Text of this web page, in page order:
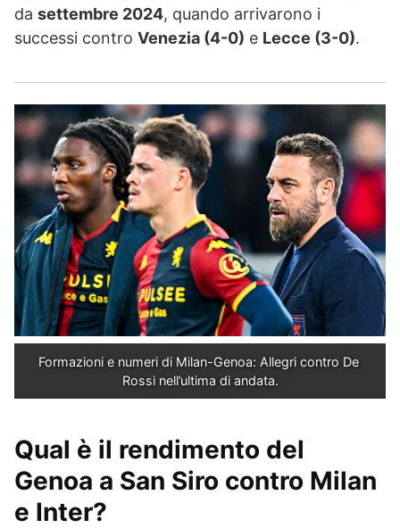
da settembre 2024, quando arrivarono i
successi contro Venezia (4-0) e Lecce (3-0).
Formazioni e numeri di Milan-Genoa: Allegri contro De
Rossi nell’ultima di andata.
Qual è il rendimento del
Genoa a San Siro contro Milan
e Inter?